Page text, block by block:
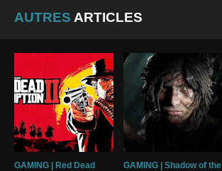
AUTRES ARTICLES
GAMING | Red Dead
GAMING | Shadow of the